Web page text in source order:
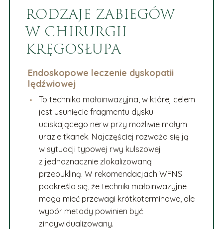
RODZAJE ZABIEGÓW
W CHIRURGII
KRĘGOSŁUPA
Endoskopowe leczenie dyskopatii
lędźwiowej
To technika małoinwazyjna, w której celem
jest usunięcie fragmentu dysku
uciskającego nerw przy możliwie małym
urazie tkanek. Najczęściej rozważa się ją
w sytuacji typowej rwy kulszowej
z jednoznacznie zlokalizowaną
przepukliną. W rekomendacjach WFNS
podkreśla się, że techniki małoinwazyjne
mogą mieć przewagi krótkoterminowe, ale
wybór metody powinien być
zindywidualizowany.